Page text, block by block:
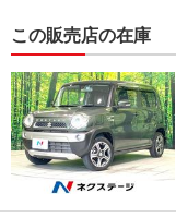
この販売店の在庫